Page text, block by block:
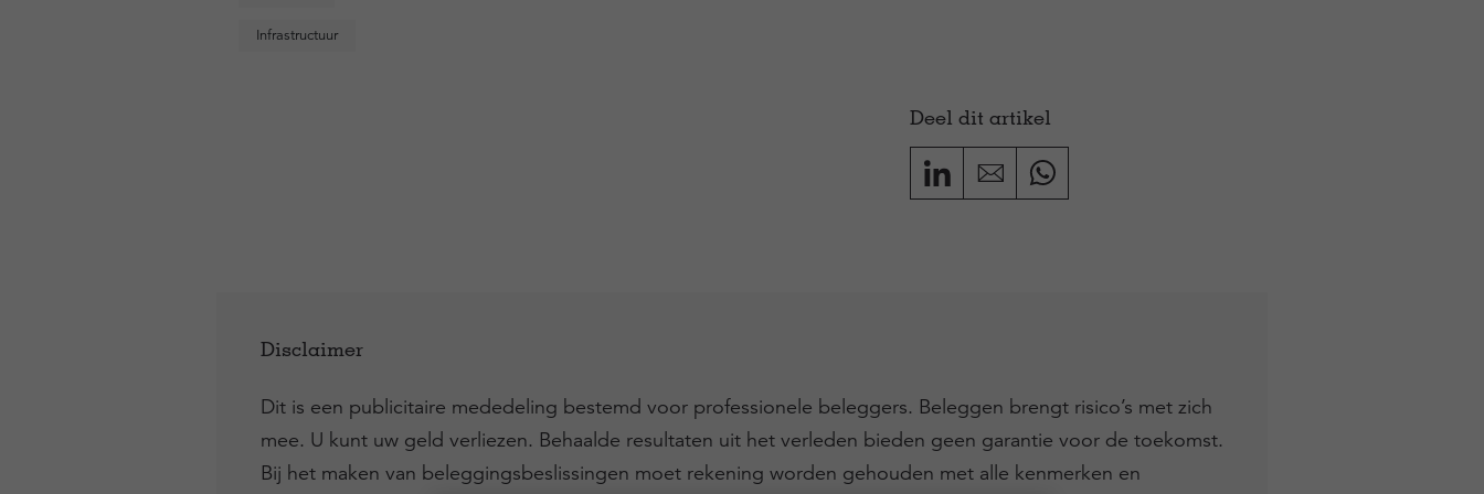
Infrastructuur
Deel dit artikel
Disclaimer
Dit is een publicitaire mededeling bestemd voor professionele beleggers. Beleggen brengt risico’s met zich
mee. U kunt uw geld verliezen. Behaalde resultaten uit het verleden bieden geen garantie voor de toekomst.
Bij het maken van beleggingsbeslissingen moet rekening worden gehouden met alle kenmerken en